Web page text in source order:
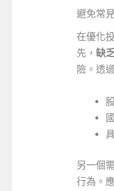
避免常
在優化
先， 缺
險。透過
另一個
行為。